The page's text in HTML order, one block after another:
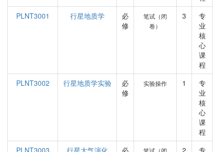
PLNT3001
行星地质学
必
修
笔试（闭
卷）
3
专
业
核
心
课
程
PLNT3002
行星地质学实验
必
修
实验操作 1
专
业
核
心
课
程
PLNT3003
行星大气演化
必
笔试（闭
2
专